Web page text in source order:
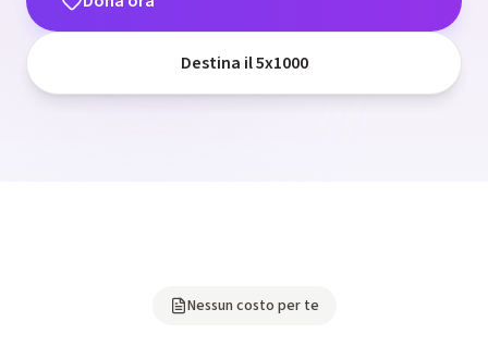
Destina il 5x1000
Nessun costo per te